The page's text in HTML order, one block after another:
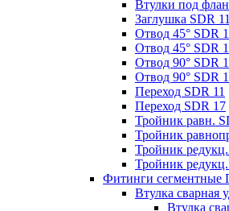
Втулки под
Заглушка SDR 11
Отвод 45° SDR
Отвод 45° SDR
Отвод 90° SDR
Отвод 90° SDR
Переход SDR 11
Переход SDR 17
Тройник равн.
Тройник
Тройник редукц.
Тройник
Фитинги
Втулка сварная
Втулка